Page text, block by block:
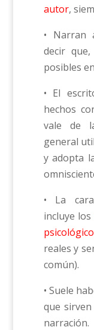
autor,
• Narran
decir
posibles
• El
hechos
vale de
general
y adopta
• La
incluye los
reales y
común).
• Suele
que
narración.